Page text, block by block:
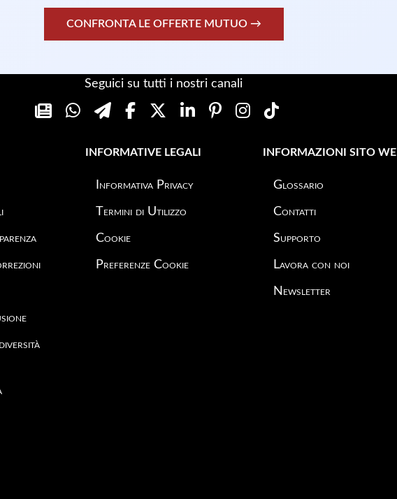
CONFRONTA LE OFFERTE MUTUO →
Seguici su tutti i nostri canali
INFORMATIVE LEGALI
Informativa Privacy
Termini di Utilizzo
Cookie
Preferenze Cookie
INFORMAZIONI SITO
Glossario
Contatti
Supporto
Lavora con noi
Newsletter